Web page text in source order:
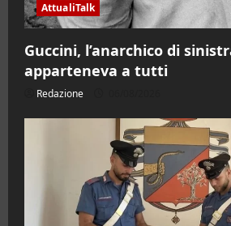
AttualiTalk
Guccini, l’anarchico di
apparteneva a tutti
Redazione